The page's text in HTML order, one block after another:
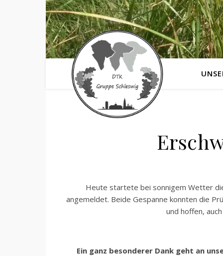
Heute startete bei sonnigem Wetter
angemeldet. Beide Gespanne konnten die
und hoffen,
Ein ganz besonderer Dank geht an